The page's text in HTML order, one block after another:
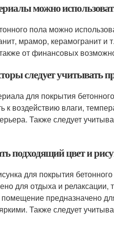
можно
пола можно
мрамор, керамогранит и
от финансовых
следует учитывать
для покрытия
к воздействию влаги,
Также следует
подходящий цвет и
для покрытия
для отдыха и релаксации,
предназначено
Также следует